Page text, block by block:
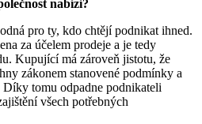
nabízí?
pro ty, kdo chtějí podnikat ihned.
za účelem prodeje a je tedy
Kupující má zároveň jistotu, že
zákonem stanovené podmínky a
tomu odpadne podnikateli
všech potřebných